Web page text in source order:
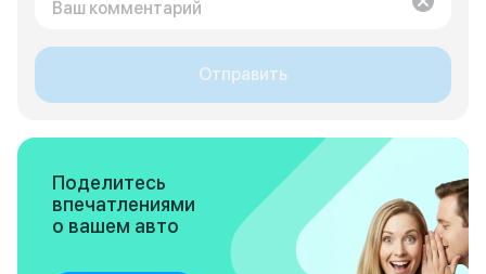
Отправить
Поделитесь
впечатлениями
о вашем авто